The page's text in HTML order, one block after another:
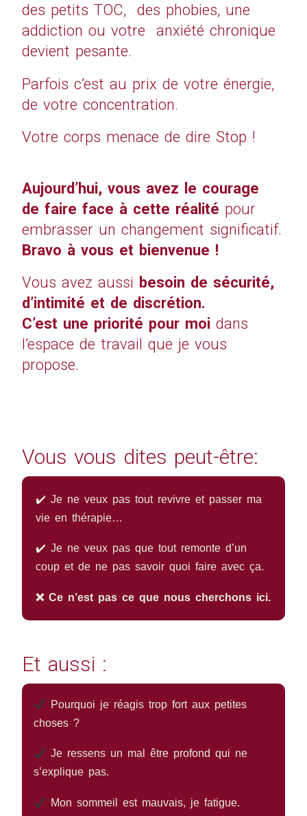
des petits TOC, des phobies, une
addiction ou votre anxiété chronique
devient pesante.
Parfois c’est au prix de votre énergie,
de votre concentration.
Votre corps menace de dire Stop !
Aujourd’hui, vous avez le courage
de faire face à cette réalité pour
embrasser un changement significatif.
Bravo à vous et bienvenue !
Vous avez aussi besoin de sécurité,
d’intimité et de discrétion.
C’est une priorité pour moi dans
l’espace de travail que je vous
propose.
Vous vous dites peut-être:
✔️ Je ne veux pas tout revivre et passer ma
vie en thérapie…
✔️ Je ne veux pas que tout remonte d’un
coup et de ne pas savoir quoi faire avec ça.
❌ Ce n’est pas ce que nous cherchons ici.
Et aussi :
Pourquoi je réagis trop fort aux petites
choses ?
Je ressens un mal être profond qui ne
s’explique pas.
Mon sommeil est mauvais, je fatigue.